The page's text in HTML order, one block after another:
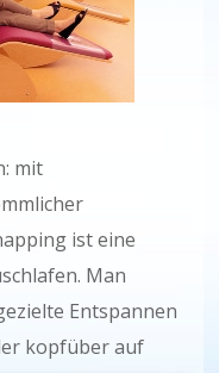
mit
ist eine
Man
Entspannen
kopfüber auf